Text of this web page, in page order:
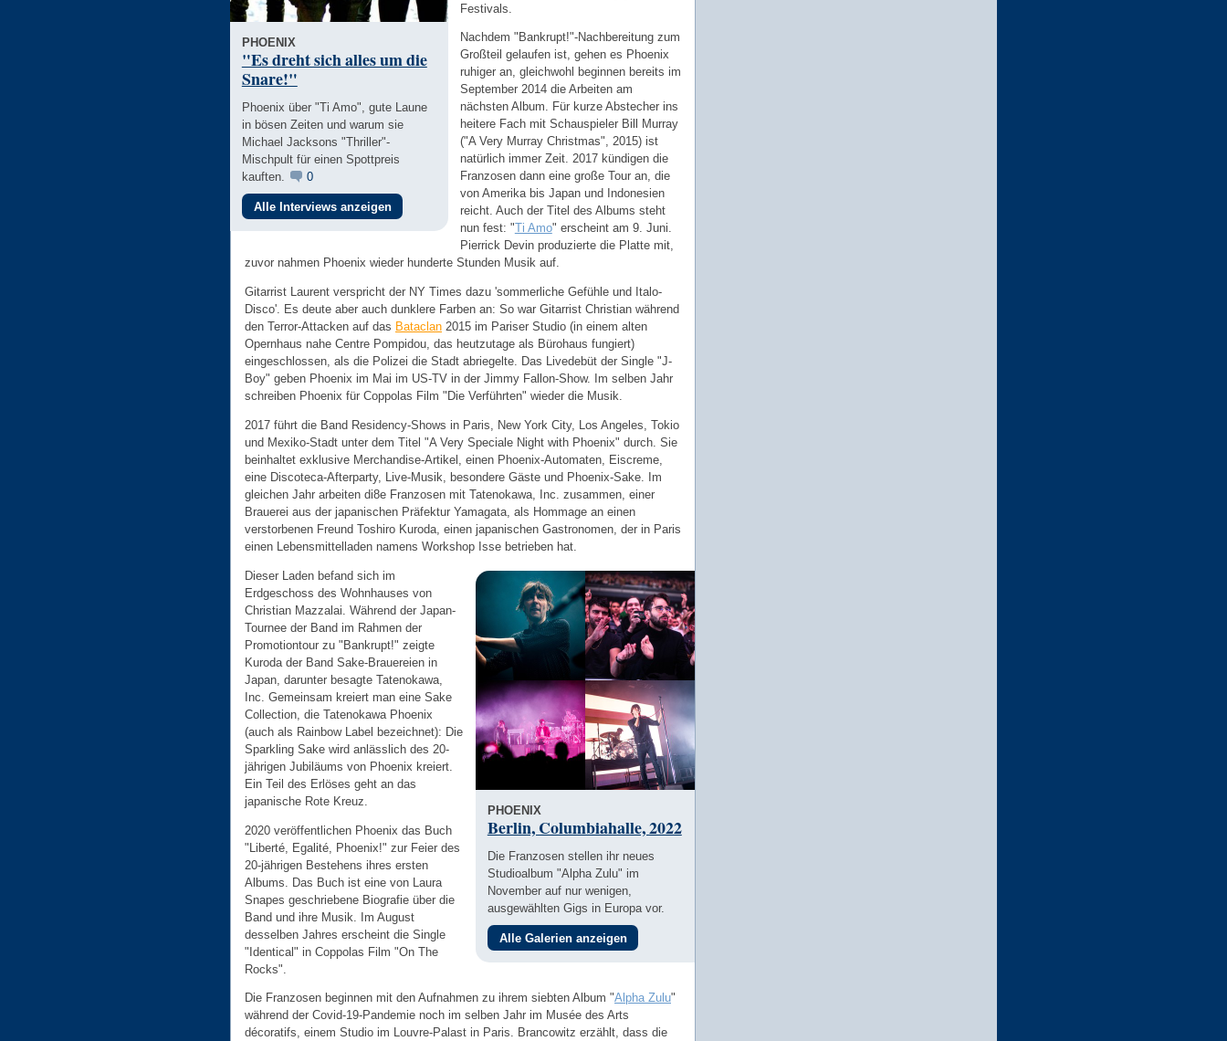
PHOENIX
"Es dreht sich alles um die
Snare!"
Phoenix über "Ti Amo", gute Laune
in bösen Zeiten und warum sie
Michael Jacksons "Thriller"-
Mischpult für einen Spottpreis
kauften.
0
Alle Interviews anzeigen
Festivals.
Nachdem "Bankrupt!"-Nachbereitung zum
Großteil gelaufen ist, gehen es Phoenix
ruhiger an, gleichwohl beginnen bereits im
September 2014 die Arbeiten am
nächsten Album. Für kurze Abstecher ins
heitere Fach mit Schauspieler Bill Murray
("A Very Murray Christmas", 2015) ist
natürlich immer Zeit. 2017 kündigen die
Franzosen dann eine große Tour an, die
von Amerika bis Japan und Indonesien
reicht. Auch der Titel des Albums steht
nun fest: "Ti Amo" erscheint am 9. Juni.
Pierrick Devin produzierte die Platte mit,
zuvor nahmen Phoenix wieder hunderte Stunden Musik auf.
Gitarrist Laurent verspricht der NY Times dazu 'sommerliche Gefühle und Italo-
Disco'. Es deute aber auch dunklere Farben an: So war Gitarrist Christian während
den Terror-Attacken auf das Bataclan 2015 im Pariser Studio (in einem alten
Opernhaus nahe Centre Pompidou, das heutzutage als Bürohaus fungiert)
eingeschlossen, als die Polizei die Stadt abriegelte. Das Livedebüt der Single "J-
Boy" geben Phoenix im Mai im US-TV in der Jimmy Fallon-Show. Im selben Jahr
schreiben Phoenix für Coppolas Film "Die Verführten" wieder die Musik.
2017 führt die Band Residency-Shows in Paris, New York City, Los Angeles, Tokio
und Mexiko-Stadt unter dem Titel "A Very Speciale Night with Phoenix" durch. Sie
beinhaltet exklusive Merchandise-Artikel, einen Phoenix-Automaten, Eiscreme,
eine Discoteca-Afterparty, Live-Musik, besondere Gäste und Phoenix-Sake. Im
gleichen Jahr arbeiten di8e Franzosen mit Tatenokawa, Inc. zusammen, einer
Brauerei aus der japanischen Präfektur Yamagata, als Hommage an einen
verstorbenen Freund Toshiro Kuroda, einen japanischen Gastronomen, der in Paris
einen Lebensmittelladen namens Workshop Isse betrieben hat.
PHOENIX
Berlin, Columbiahalle, 2022
Die Franzosen stellen ihr neues
Studioalbum "Alpha Zulu" im
November auf nur wenigen,
ausgewählten Gigs in Europa vor.
Alle Galerien anzeigen
Dieser Laden befand sich im
Erdgeschoss des Wohnhauses von
Christian Mazzalai. Während der Japan-
Tournee der Band im Rahmen der
Promotiontour zu "Bankrupt!" zeigte
Kuroda der Band Sake-Brauereien in
Japan, darunter besagte Tatenokawa,
Inc. Gemeinsam kreiert man eine Sake
Collection, die Tatenokawa Phoenix
(auch als Rainbow Label bezeichnet): Die
Sparkling Sake wird anlässlich des 20-
jährigen Jubiläums von Phoenix kreiert.
Ein Teil des Erlöses geht an das
japanische Rote Kreuz.
2020 veröffentlichen Phoenix das Buch
"Liberté, Egalité, Phoenix!" zur Feier des
20-jährigen Bestehens ihres ersten
Albums. Das Buch ist eine von Laura
Snapes geschriebene Biografie über die
Band und ihre Musik. Im August
desselben Jahres erscheint die Single
"Identical" in Coppolas Film "On The
Rocks".
Die Franzosen beginnen mit den Aufnahmen zu ihrem siebten Album "Alpha Zulu"
während der Covid-19-Pandemie noch im selben Jahr im Musée des Arts
décoratifs, einem Studio im Louvre-Palast in Paris. Brancowitz erzählt, dass die